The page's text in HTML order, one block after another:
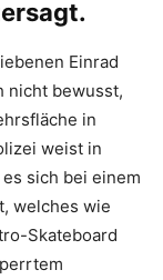
Einrad
nicht bewusst,
in
weist in
sich bei einem
welches wie
Skateboard